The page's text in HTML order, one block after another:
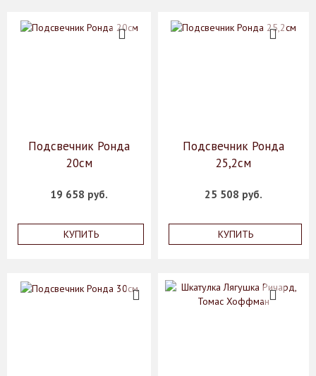
Подсвечник Ронда
20см
19 658 руб.
КУПИТЬ
Подсвечник Ронда
25,2см
25 508 руб.
КУПИТЬ